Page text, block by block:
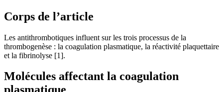
Corps de l’article
Les antithrombotiques influent sur les trois processus de la
thrombogenèse : la coagulation plasmatique, la réactivité plaquettaire
et la fibrinolyse [1].
Molécules affectant la coagulation